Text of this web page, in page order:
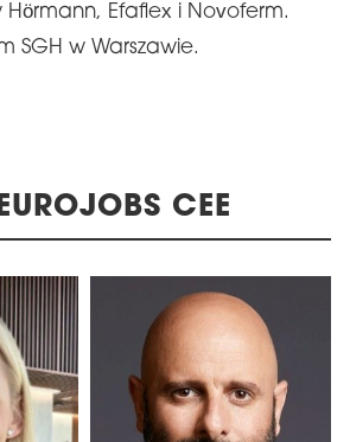
Efaflex i Novoferm.
SGH w Warszawie.
CEE